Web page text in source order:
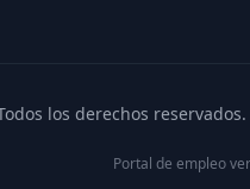
los derechos reservados.
Portal de empleo